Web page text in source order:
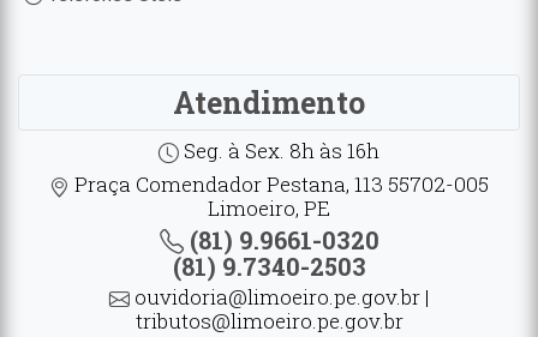
Atendimento
Seg. à Sex. 8h às 16h
Praça Comendador Pestana, 113 55702-005
Limoeiro, PE
(81) 9.9661-0320
(81) 9.7340-2503
ouvidoria@limoeiro.pe.gov.br |
tributos@limoeiro.pe.gov.br